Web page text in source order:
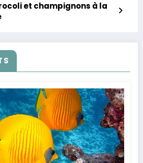
et champignons à la